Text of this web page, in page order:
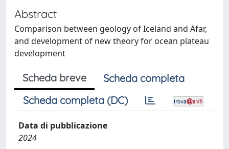
Abstract
Comparison between geology of Iceland and Afar,
and development of new theory for ocean plateau
development
Scheda breve
Scheda completa
Scheda completa (DC)
Data di pubblicazione
2024